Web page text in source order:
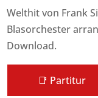
Welthit von Frank
Blasorchester
Download.
📑 Partitur